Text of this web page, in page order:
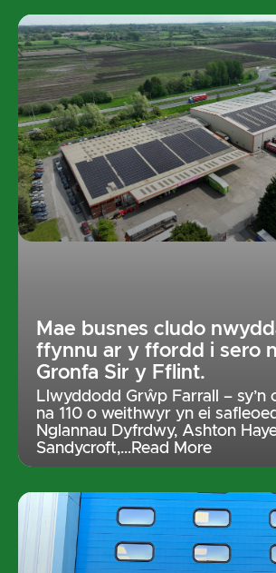
Mae busnes cludo
ffynnu ar y ffordd i sero
Gronfa Sir y Fflint.
Llwyddodd Grŵp Farrall – sy’n
na 110 o weithwyr yn ei
Nglannau Dyfrdwy, Ashton
Sandycroft,…Read More